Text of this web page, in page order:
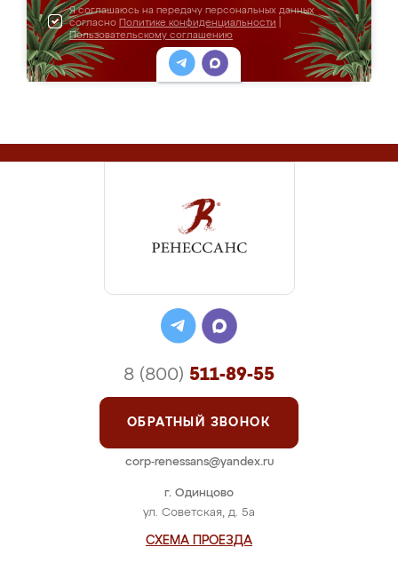
Я соглашаюсь на передачу персональных данных
согласно Политике конфиденциальности
Пользовательскому соглашению
г. Одинцово
ул. Советская, д. 5а
СХЕМА ПРОЕЗДА
8 (800) 511-89-55
ОБРАТНЫЙ ЗВОНОК
corp-renessans@yandex.ru